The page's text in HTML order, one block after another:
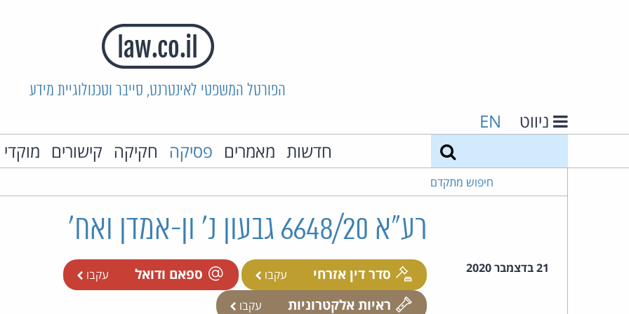
הפורטל המשפטי לאינטרנט, סייבר וטכנולוגיית מידע
ניווט EN
חדשות מאמרים פסיקה חקיקה קישורים
חיפוש מתקדם
רע"א 6648/20 גבעון נ' ון-אמדן ואח'
21 בדצמבר 2020 סדר דין אזרחי עקבו ספאם ודואל עקבו
ראיות אלקטרוניות עקבו